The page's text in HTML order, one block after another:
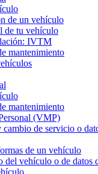
de un vehículo
de tu vehículo
IVTM
mantenimiento
mantenimiento
(VMP)
de servicio o
de un vehículo
del vehículo o de datos